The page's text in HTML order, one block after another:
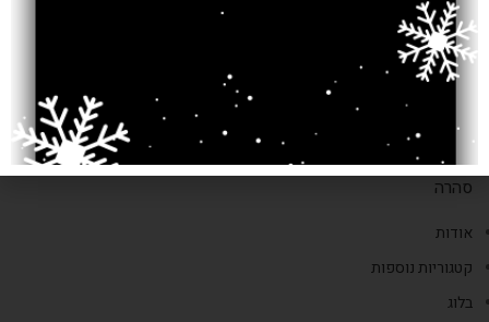
סניף ירושלים
יפו44
דוא"ל:
saharacarpts@gmail.com
סהרה
אודות
קטגוריות נוספות
בלוג